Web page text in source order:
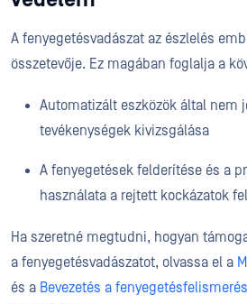
A fenyegetésvadászat az észlelés
összetevője. Ez magában foglalja a
Automatizált eszközök által nem
tevékenységek kivizsgálása
A fenyegetések felderítése és a
használata a rejtett kockázatok
Ha szeretné megtudni, hogyan
a fenyegetésvadászatot, olvassa el a
és a Bevezetés a